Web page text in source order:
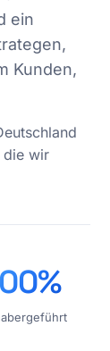
ein
Kunden,
die wir